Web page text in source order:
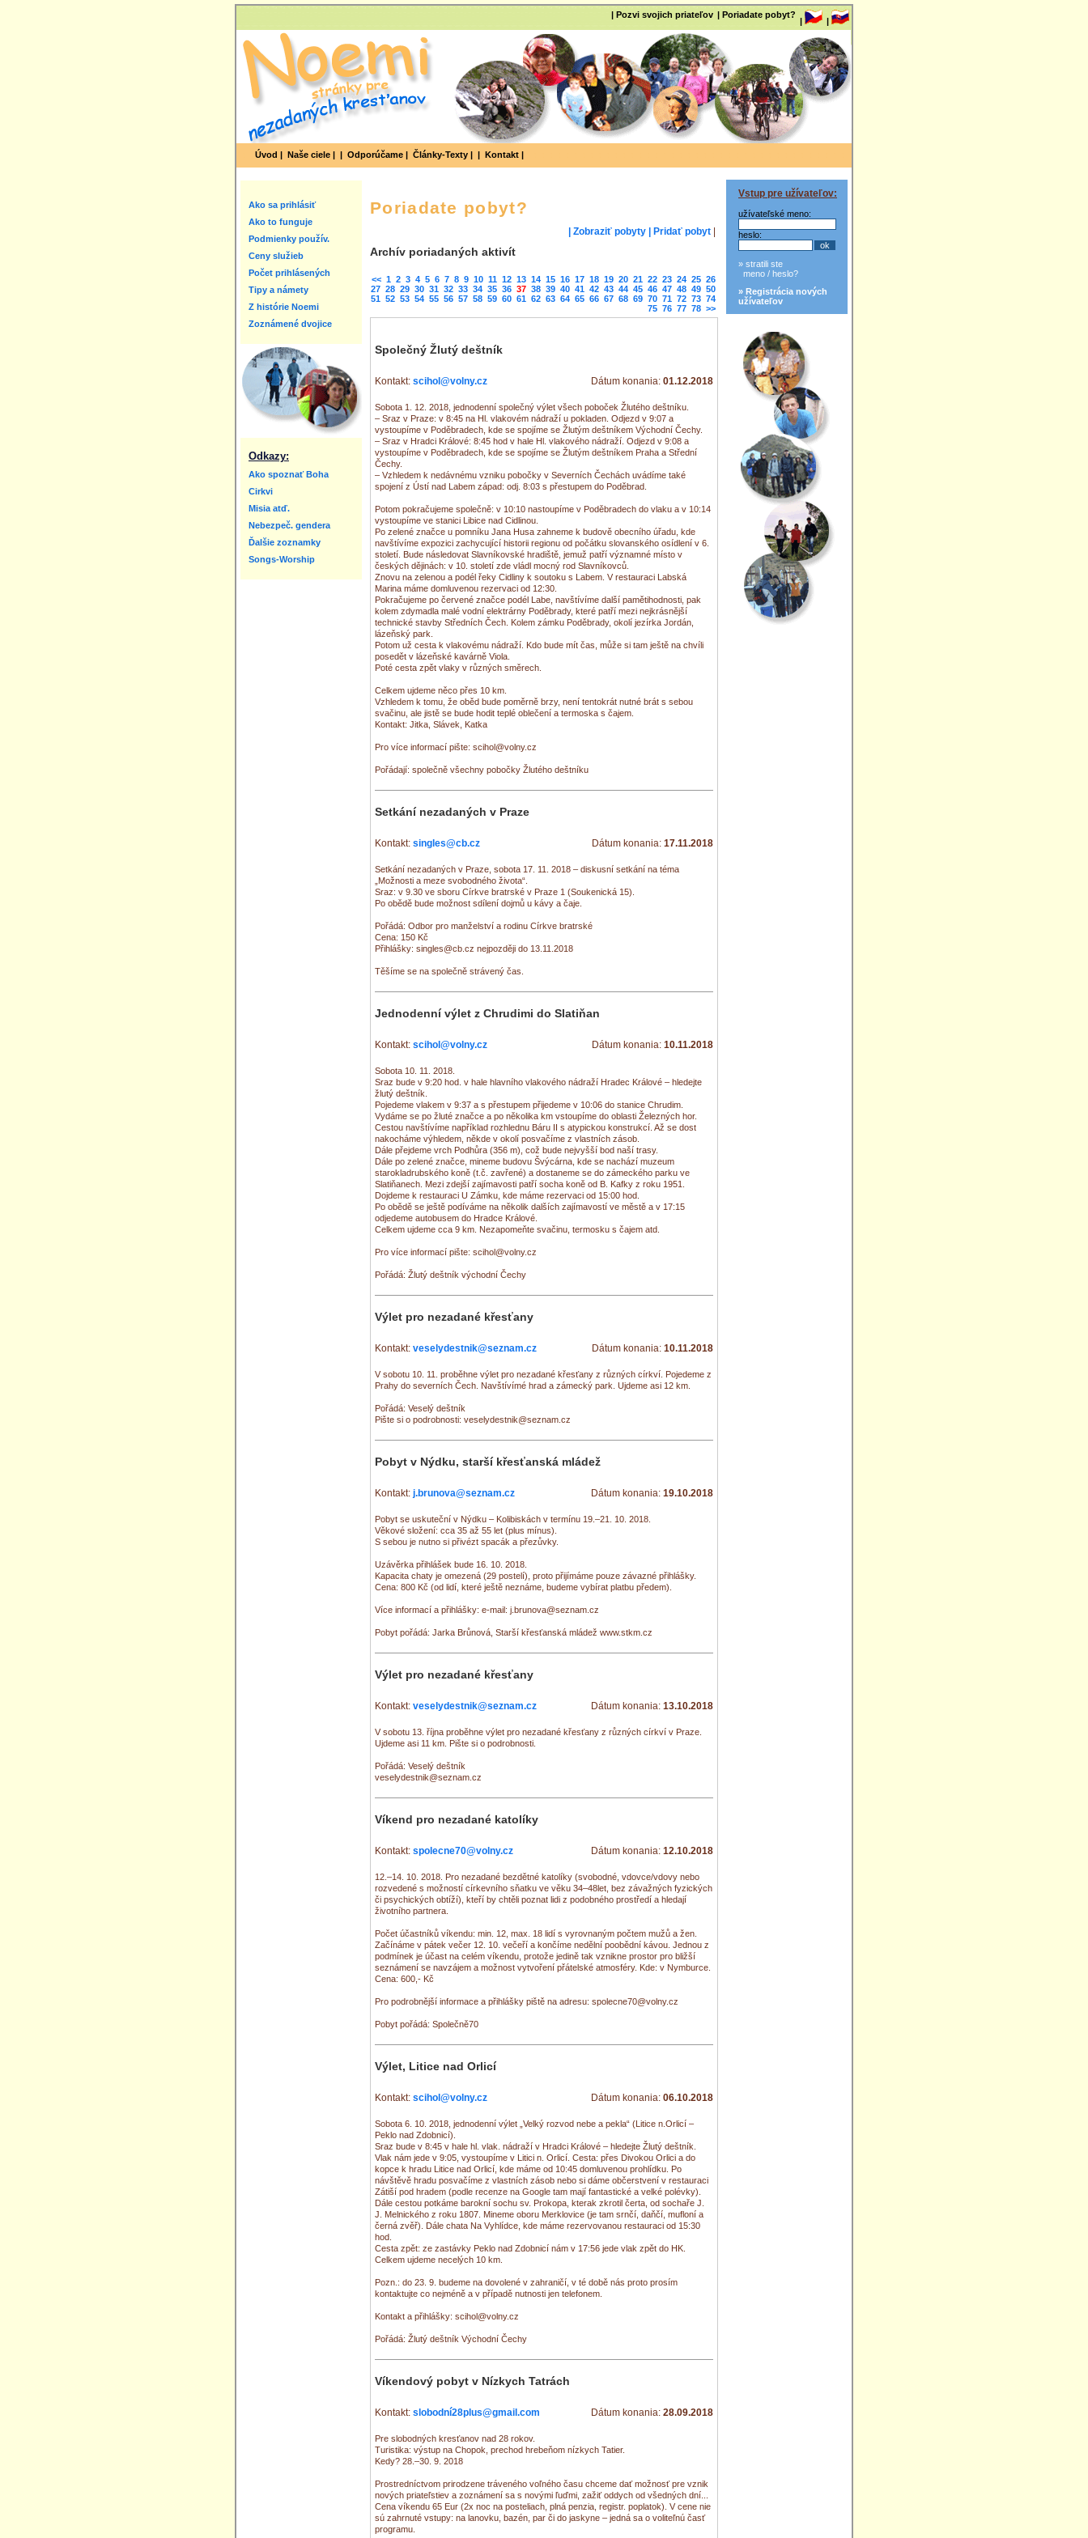
| Pozvi svojich priateľov | Poriadate pobyt?
| |
Úvod | Naše ciele | | Odporúčame | Články-Texty | | Kontakt |
Ako sa prihlásiť
Ako to funguje
Podmienky použív.
Ceny služieb
Počet prihlásených
Tipy a námety
Z histórie Noemi
Zoznámené dvojice
Odkazy:
Ako spoznať Boha
Cirkvi
Misia atď.
Nebezpeč. gendera
Ďalšie zoznamky
Songs-Worship
Poriadate pobyt?
| Zobraziť pobyty | Pridať pobyt
Archív poriadaných aktivít
<< 1 2 3 4 5 6 7 8 9 10 11 12 13 14 15 16 17 18 19 20 21 22 23 24 25 26
27 28 29 30 31 32 33 34 35 36 37 38 39 40 41 42 43 44 45 46 47 48 49 50
51 52 53 54 55 56 57 58 59 60 61 62 63 64 65 66 67 68 69 70 71 72 73 74
75 76 77 78 >>
Společný Žlutý deštník
Kontakt: scihol@volny.cz Dátum konania: 01.12.2018
Sobota 1. 12. 2018, jednodenní společný výlet všech poboček Žlutého deštníku.
– Sraz v Praze: v 8:45 na Hl. vlakovém nádraží u pokladen. Odjezd v 9:07 a
vystoupíme v Poděbradech, kde se spojíme se Žlutým deštníkem Východní Čechy.
– Sraz v Hradci Králové: 8:45 hod v hale Hl. vlakového nádraží. Odjezd v 9:08 a
vystoupíme v Poděbradech, kde se spojíme se Žlutým deštníkem Praha a Střední
Čechy.
– Vzhledem k nedávnému vzniku pobočky v Severních Čechách uvádíme také
spojení z Ústí nad Labem západ: odj. 8:03 s přestupem do Poděbrad.
Potom pokračujeme společně: v 10:10 nastoupíme v Poděbradech do vlaku a v 10:14
vystoupíme ve stanici Libice nad Cidlinou.
Po zelené značce u pomníku Jana Husa zahneme k budově obecního úřadu, kde
navštívíme expozici zachycující historii regionu od počátku slovanského osídlení v 6.
století. Bude následovat Slavníkovské hradiště, jemuž patří významné místo v
českých dějinách: v 10. století zde vládl mocný rod Slavníkovců.
Znovu na zelenou a podél řeky Cidliny k soutoku s Labem. V restauraci Labská
Marina máme domluvenou rezervaci od 12:30.
Pokračujeme po červené značce podél Labe, navštívíme další pamětihodnosti, pak
kolem zdymadla malé vodní elektrárny Poděbrady, které patří mezi nejkrásnější
technické stavby Středních Čech. Kolem zámku Poděbrady, okolí jezírka Jordán,
lázeňský park.
Potom už cesta k vlakovému nádraží. Kdo bude mít čas, může si tam ještě na chvíli
posedět v lázeňské kavárně Viola.
Poté cesta zpět vlaky v různých směrech.
Celkem ujdeme něco přes 10 km.
Vzhledem k tomu, že oběd bude poměrně brzy, není tentokrát nutné brát s sebou
svačinu, ale jistě se bude hodit teplé oblečení a termoska s čajem.
Kontakt: Jitka, Slávek, Katka
Pro více informací pište: scihol@volny.cz
Pořádají: společně všechny pobočky Žlutého deštníku
Setkání nezadaných v Praze
Kontakt: singles@cb.cz Dátum konania: 17.11.2018
Setkání nezadaných v Praze, sobota 17. 11. 2018 – diskusní setkání na téma
„Možnosti a meze svobodného života“.
Sraz: v 9.30 ve sboru Církve bratrské v Praze 1 (Soukenická 15).
Po obědě bude možnost sdílení dojmů u kávy a čaje.
Pořádá: Odbor pro manželství a rodinu Církve bratrské
Cena: 150 Kč
Přihlášky: singles@cb.cz nejpozději do 13.11.2018
Těšíme se na společně strávený čas.
Jednodenní výlet z Chrudimi do Slatiňan
Kontakt: scihol@volny.cz Dátum konania: 10.11.2018
Sobota 10. 11. 2018.
Sraz bude v 9:20 hod. v hale hlavního vlakového nádraží Hradec Králové – hledejte
žlutý deštník.
Pojedeme vlakem v 9:37 a s přestupem přijedeme v 10:06 do stanice Chrudim.
Vydáme se po žluté značce a po několika km vstoupíme do oblasti Železných hor.
Cestou navštívíme například rozhlednu Báru II s atypickou konstrukcí. Až se dost
nakocháme výhledem, někde v okolí posvačíme z vlastních zásob.
Dále přejdeme vrch Podhůra (356 m), což bude nejvyšší bod naší trasy.
Dále po zelené značce, mineme budovu Švýcárna, kde se nachází muzeum
starokladrubského koně (t.č. zavřené) a dostaneme se do zámeckého parku ve
Slatiňanech. Mezi zdejší zajímavosti patří socha koně od B. Kafky z roku 1951.
Dojdeme k restauraci U Zámku, kde máme rezervaci od 15:00 hod.
Po obědě se ještě podíváme na několik dalších zajímavostí ve městě a v 17:15
odjedeme autobusem do Hradce Králové.
Celkem ujdeme cca 9 km. Nezapomeňte svačinu, termosku s čajem atd.
Pro více informací pište: scihol@volny.cz
Pořádá: Žlutý deštník východní Čechy
Výlet pro nezadané křesťany
Kontakt: veselydestnik@seznam.cz Dátum konania: 10.11.2018
V sobotu 10. 11. proběhne výlet pro nezadané křesťany z různých církví. Pojedeme z
Prahy do severních Čech. Navštívímé hrad a zámecký park. Ujdeme asi 12 km.
Pořádá: Veselý deštník
Pište si o podrobnosti: veselydestnik@seznam.cz
Pobyt v Nýdku, starší křesťanská mládež
Kontakt: j.brunova@seznam.cz Dátum konania: 19.10.2018
Pobyt se uskuteční v Nýdku – Kolibiskách v termínu 19.–21. 10. 2018.
Věkové složení: cca 35 až 55 let (plus mínus).
S sebou je nutno si přivézt spacák a přezůvky.
Uzávěrka přihlášek bude 16. 10. 2018.
Kapacita chaty je omezená (29 postelí), proto přijímáme pouze závazné přihlášky.
Cena: 800 Kč (od lidí, které ještě neznáme, budeme vybírat platbu předem).
Více informací a přihlášky: e-mail: j.brunova@seznam.cz
Pobyt pořádá: Jarka Brůnová, Starší křesťanská mládež www.stkm.cz
Výlet pro nezadané křesťany
Kontakt: veselydestnik@seznam.cz Dátum konania: 13.10.2018
V sobotu 13. října proběhne výlet pro nezadané křesťany z různých církví v Praze.
Ujdeme asi 11 km. Pište si o podrobnosti.
Pořádá: Veselý deštník
veselydestnik@seznam.cz
Víkend pro nezadané katolíky
Kontakt: spolecne70@volny.cz Dátum konania: 12.10.2018
12.–14. 10. 2018. Pro nezadané bezdětné katolíky (svobodné, vdovce/vdovy nebo
rozvedené s možností církevního sňatku ve věku 34–48let, bez závažných fyzických
či psychických obtíží), kteří by chtěli poznat lidi z podobného prostředí a hledají
životního partnera.
Počet účastníků víkendu: min. 12, max. 18 lidí s vyrovnaným počtem mužů a žen.
Začínáme v pátek večer 12. 10. večeří a končíme nedělní poobědní kávou. Jednou z
podmínek je účast na celém víkendu, protože jedině tak vznikne prostor pro bližší
seznámení se navzájem a možnost vytvoření přátelské atmosféry. Kde: v Nymburce.
Cena: 600,- Kč
Pro podrobnější informace a přihlášky piště na adresu: spolecne70@volny.cz
Pobyt pořádá: Společně70
Výlet, Litice nad Orlicí
Kontakt: scihol@volny.cz Dátum konania: 06.10.2018
Sobota 6. 10. 2018, jednodenní výlet „Velký rozvod nebe a pekla“ (Litice n.Orlicí –
Peklo nad Zdobnicí).
Sraz bude v 8:45 v hale hl. vlak. nádraží v Hradci Králové – hledejte Žlutý deštník.
Vlak nám jede v 9:05, vystoupíme v Litici n. Orlicí. Cesta: přes Divokou Orlici a do
kopce k hradu Litice nad Orlicí, kde máme od 10:45 domluvenou prohlídku. Po
návštěvě hradu posvačíme z vlastních zásob nebo si dáme občerstvení v restauraci
Zátiší pod hradem (podle recenze na Google tam mají fantastické a velké polévky).
Dále cestou potkáme barokní sochu sv. Prokopa, kterak zkrotil čerta, od sochaře J.
J. Melnického z roku 1807. Mineme oboru Merklovice (je tam srnčí, daňčí, mufloní a
černá zvěř). Dále chata Na Vyhlídce, kde máme rezervovanou restauraci od 15:30
hod.
Cesta zpět: ze zastávky Peklo nad Zdobnicí nám v 17:56 jede vlak zpět do HK.
Celkem ujdeme necelých 10 km.
Pozn.: do 23. 9. budeme na dovolené v zahraničí, v té době nás proto prosím
kontaktujte co nejméně a v případě nutnosti jen telefonem.
Kontakt a přihlášky: scihol@volny.cz
Pořádá: Žlutý deštník Východní Čechy
Víkendový pobyt v Nízkych Tatrách
Kontakt: slobodní28plus@gmail.com Dátum konania: 28.09.2018
Pre slobodných kresťanov nad 28 rokov.
Turistika: výstup na Chopok, prechod hrebeňom nízkych Tatier.
Kedy? 28.–30. 9. 2018
Prostredníctvom prirodzene tráveného voľného času chceme dať možnosť pre vznik
nových priateľstiev a zoznámení sa s novými ľuďmi, zažiť oddych od všedných dní...
Cena víkendu 65 Eur (2x noc na posteliach, plná penzia, registr. poplatok). V cene nie
sú zahrnuté vstupy: na lanovku, bazén, par či do jaskyne – jedná sa o voliteľnú časť
programu.
Vstup pre užívateľov:
užívateľské meno:
heslo:
» stratili ste
meno / heslo?
» Registrácia nových
užívateľov